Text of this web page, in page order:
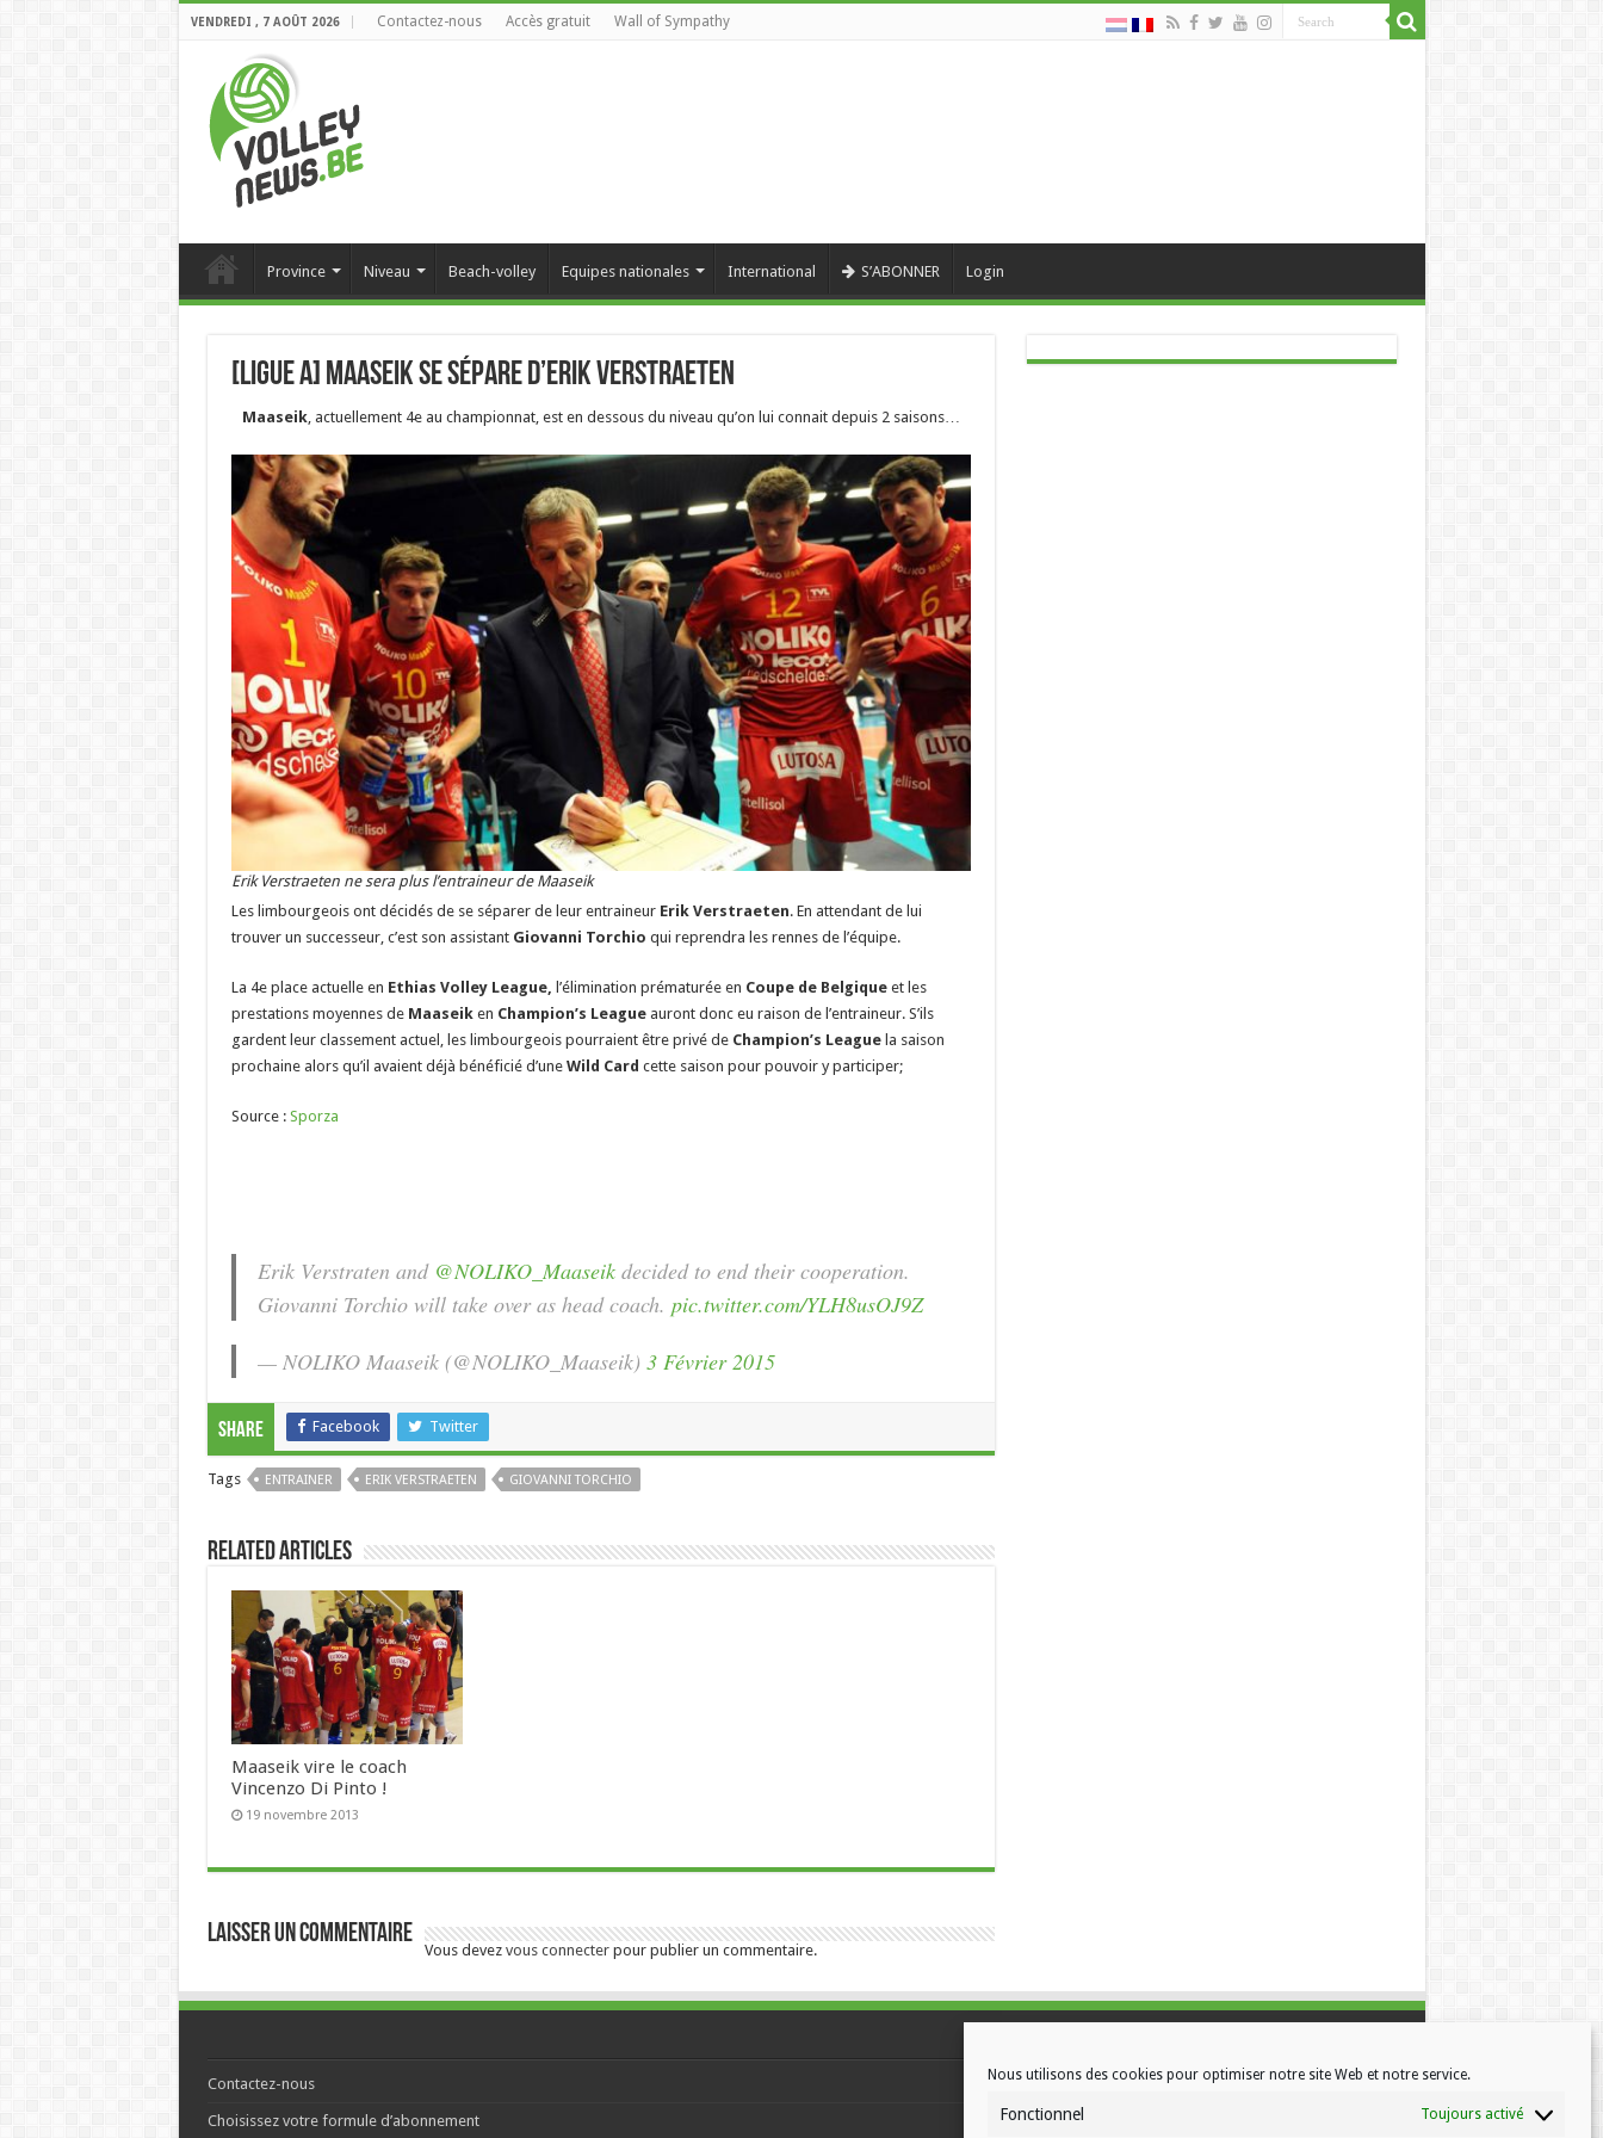
Nous utilisons des cookies pour optimiser notre site Web et notre service.
Fonctionnel Toujours activé
VENDREDI , 7 AOÛT 2026 Contactez-nous Accès gratuit Wall of Sympathy
Province Niveau Beach-volley Equipes nationales International S’ABONNER Login
[Ligue A] Maaseik se sépare d’Erik Verstraeten
Maaseik, actuellement 4e au championnat, est en dessous du niveau qu’on lui connait depuis 2 saisons…
Erik Verstraeten ne sera plus l’entraineur de Maaseik
Les limbourgeois ont décidés de se séparer de leur entraineur Erik Verstraeten. En attendant de lui
trouver un successeur, c’est son assistant Giovanni Torchio qui reprendra les rennes de l’équipe.
La 4e place actuelle en Ethias Volley League, l’élimination prématurée en Coupe de Belgiqueet les
prestations moyennes de Maaseiken Champion’s Leagueauront donc eu raison de l’entraineur. S’ils
gardent leur classement actuel, les limbourgeois pourraient être privé de Champion’s Leaguela saison
prochaine alors qu’il avaient déjà bénéficié d’une Wild Card cette saison pour pouvoir y participer;
Source : Sporza
Erik Verstraten and @NOLIKO_Maaseikdecided to end their cooperation.
Giovanni Torchio will take over as head coach. pic.twitter.com/YLH8usOJ9Z
— NOLIKO Maaseik (@NOLIKO_Maaseik) 3 Février 2015
Share Facebook Twitter
Tags ENTRAINER ERIK VERSTRAETEN GIOVANNI TORCHIO
Related Articles
Maaseik vire le coach
Vincenzo Di Pinto !
19 novembre 2013
Laisser un commentaire
Vous devez vous connecterpour publier un commentaire.
Contactez-nous
Choisissez votre formule d’abonnement